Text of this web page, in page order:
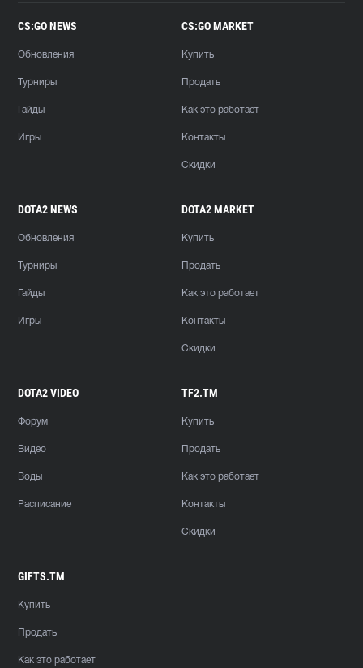
CS:GO NEWS
Обновления
Турниры
Гайды
Игры
CS:GO MARKET
Купить
Продать
Как это работает
Контакты
Скидки
DOTA2 NEWS
Обновления
Турниры
Гайды
Игры
DOTA2 MARKET
Купить
Продать
Как это работает
Контакты
Скидки
DOTA2 VIDEO
Форум
Видео
Воды
Расписание
TF2.TM
Купить
Продать
Как это работает
Контакты
Скидки
GIFTS.TM
Купить
Продать
Как это работает